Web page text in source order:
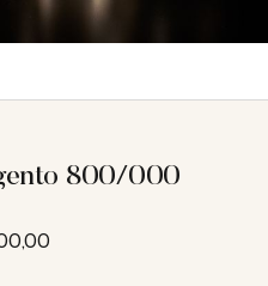
800/000